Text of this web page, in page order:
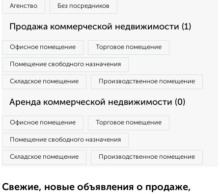
Агенство Без посредников
Продажа коммерческой недвижимости (1)
Офисное помещение Торговое помещение
Помещение свободного назначения
Складское помещение Производственное помещение
Аренда коммерческой недвижимости (0)
Офисное помещение Торговое помещение
Помещение свободного назначения
Складское помещение Производственное помещение
Свежие, новые объявления о продаже,